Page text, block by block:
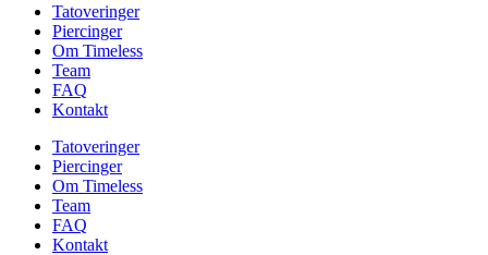
Tatoveringer
Piercinger
Om Timeless
Team
FAQ
Kontakt
Tatoveringer
Piercinger
Om Timeless
Team
FAQ
Kontakt